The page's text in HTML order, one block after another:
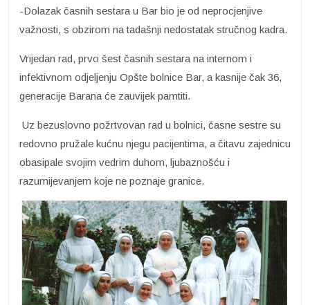
-Dolazak časnih sestara u Bar bio je od neprocjenjive
važnosti, s obzirom na tadašnji nedostatak stručnog kadra.
Vrijedan rad, prvo šest časnih sestara na internom i
infektivnom odjeljenju Opšte bolnice Bar, a kasnije čak 36,
generacije Barana će zauvijek pamtiti.
Uz bezuslovno požrtvovan rad u bolnici, časne sestre su
redovno pružale kućnu njegu pacijentima, a čitavu zajednicu
obasipale svojim vedrim duhom, ljubaznošću i
razumijevanjem koje ne poznaje granice.